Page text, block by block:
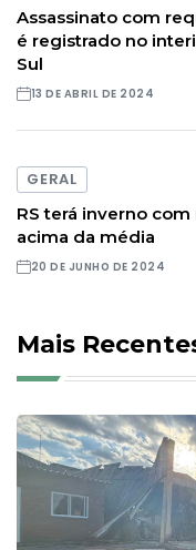
Assassinato com
é registrado no
Sul
13 DE ABRIL DE 2024
GERAL
RS terá inverno
acima da média
20 DE JUNHO DE 2024
Mais